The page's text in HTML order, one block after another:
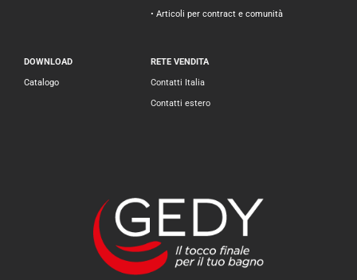
• Articoli per contract e comunità
DOWNLOAD
Catalogo
RETE VENDITA
Contatti Italia
Contatti estero